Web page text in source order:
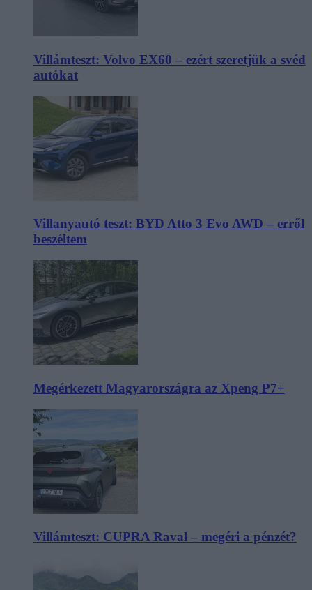
Villámteszt: Volvo EX60 – ezért szeretjük a svéd
autókat
Villanyautó teszt: BYD Atto 3 Evo AWD – erről
beszéltem
Megérkezett Magyarországra az Xpeng P7+
Villámteszt: CUPRA Raval – megéri a pénzét?